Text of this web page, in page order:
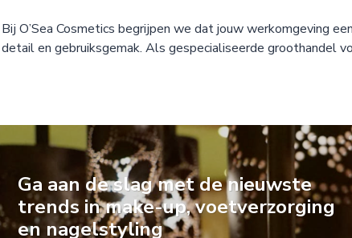
Bij O’Sea Cosmetics begrijpen we dat jouw werkomgeving
detail en gebruiksgemak. Als gespecialiseerde groothandel
Ga aan de slag met de nieuwste
trends in make-up, voetverzorging
en nagelstyling